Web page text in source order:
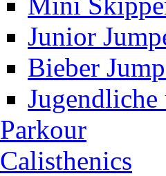
Junior
Bieber
Jugendliche
Parkour
Calisthenics